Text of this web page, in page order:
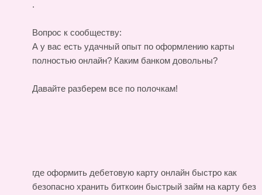
.
Вопрос к сообществу:
А у вас есть удачный опыт по оформлению карты
полностью онлайн? Каким банком довольны?
Давайте разберем все по полочкам!
где оформить дебетовую карту онлайн быстро как
безопасно хранить биткоин быстрый займ на карту без